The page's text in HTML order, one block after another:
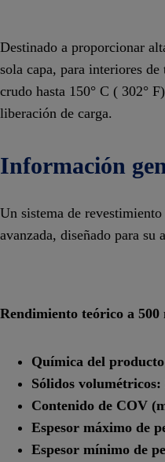
Destinado a proporcionar
sola capa, para interiores
crudo hasta 150° C ( 302°
liberación de carga.
Información
Un sistema de
avanzada, diseñado para su
Rendimiento teórico a 500
Química del
Sólidos volumétricos:
Contenido de COV
Espesor máximo de
Espesor mínimo de